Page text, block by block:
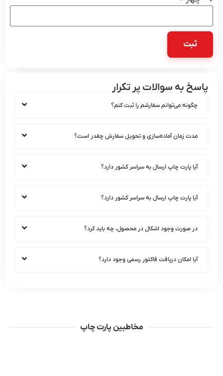
به سوالات پر تکرار
چگونه می‌توانم سفارشم را ثبت کنم؟
مدت زمان آماده‌سازی و تحویل سفارش چقدر است؟
آیا پارت چاپ ارسال به سراسر کشور دارد؟
آیا پارت چاپ ارسال به سراسر کشور دارد؟
در صورت وجود اشکال در محصول، چه باید کرد؟
آیا امکان دریافت فاکتور رسمی وجود دارد؟
مخاطبین پارت چاپ